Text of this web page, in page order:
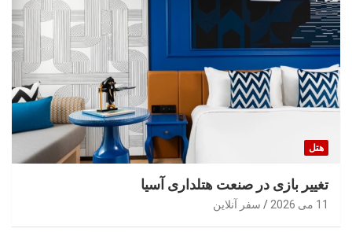
هتل
تغییر بازی در صنعت هتلداری آسیا
11 می 2026 سفر آنلاین